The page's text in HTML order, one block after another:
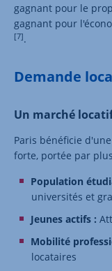
gagnant pour le
gagnant pour
[7].
Demande
Un marché
Paris bénéficie
forte, portée par
Population
universités et
Jeunes actifs :
Mobilité
locataires